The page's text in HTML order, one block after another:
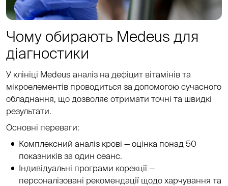
Чому обирають Medeus для
діагностики
У клініці Medeus аналіз на дефіцит вітамінів та
мікроелементів проводиться за допомогою сучасного
обладнання, що дозволяє отримати точні та швидкі
результати.
Основні переваги:
Комплексний аналіз крові — оцінка понад 50
показників за один сеанс.
Індивідуальні програми корекції —
персоналізовані рекомендації щодо харчування та